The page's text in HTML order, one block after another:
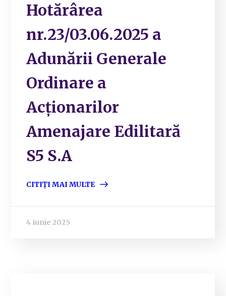
Hotărârea
nr.23/03.06.2025 a
Adunării Generale
Ordinare a
Acționarilor
Amenajare Edilitară
S5 S.A
CITIȚI MAI MULTE
4 iunie 2025